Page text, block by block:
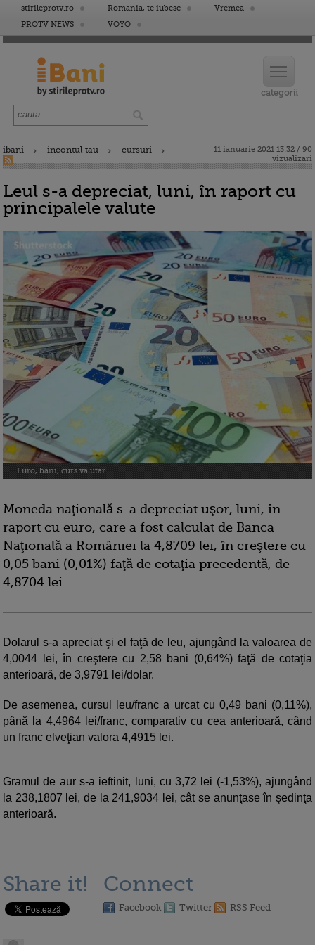
stirileprotv.ro Romania, te iubesc
Vremea
PROTV NEWS
VOYO
ibani incontul tau cursuri
11 ianuarie 2021 13:32 / 90
vizualizari
Leul s-a depreciat, luni, în raport cu
principalele valute
Euro, bani, curs valutar
Moneda naţională s-a depreciat uşor, luni, în
raport cu euro, care a fost calculat de Banca
Naţională a României la 4,8709 lei, în creştere cu
0,05 bani (0,01%) faţă de cotaţia precedentă, de
4,8704 lei.
Dolarul s-a apreciat şi el faţă de leu, ajungând la valoarea de
4,0044 lei, în creştere cu 2,58 bani (0,64%) faţă de cotaţia
anterioară, de 3,9791 lei/dolar.
De asemenea, cursul leu/franc a urcat cu 0,49 bani (0,11%),
până la 4,4964 lei/franc, comparativ cu cea anterioară, când
un franc elveţian valora 4,4915 lei.
Gramul de aur s-a ieftinit, luni, cu 3,72 lei (-1,53%), ajungând
la 238,1807 lei, de la 241,9034 lei, cât se anunţase în şedinţa
anterioară.
Share it! Connect
Facebook Twitter RSS Feed